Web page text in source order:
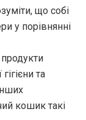
що собі
у порівнянні
та
кошик такі